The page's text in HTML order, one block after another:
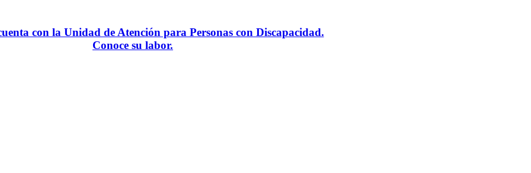
con la Unidad de Atención para Personas con Discapacidad.
Conoce su labor.